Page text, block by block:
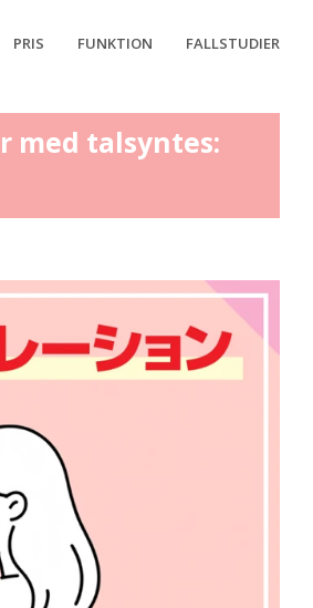
PRIS FUNKTION FALLSTUDIER
med talsyntes: